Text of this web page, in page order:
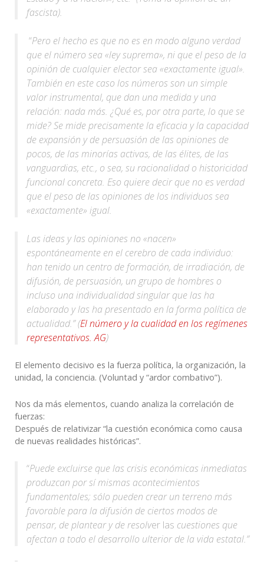
fascista).
“Pero el hecho es que no es en modo alguno verdad
que el número sea «ley suprema», ni que el peso de la
opinión de cualquier elector sea «exactamente igual».
También en este caso los números son un simple
valor instrumental, que dan una medida y una
relación: nada más. ¿Qué es, por otra parte, lo que se
mide? Se mide precisamente la eficacia y la capacidad
de expansión y de persuasión de las opiniones de
pocos, de las minorías activas, de las élites, de las
vanguardias, etc., o sea, su racionalidad o historicidad
funcional concreta. Eso quiere decir que no es verdad
que el peso de las opiniones de los individuos sea
«exactamente» igual.
Las ideas y las opiniones no «nacen»
espontáneamente en el cerebro de cada individuo:
han tenido un centro de formación, de irradiación, de
difusión, de persuasión, un grupo de hombres o
incluso una individualidad singular que las ha
elaborado y las ha presentado en la forma política de
actualidad.” (El número y la cualidad en los regímenes
representativos. AG)
El elemento decisivo es la fuerza política, la organización, la
unidad, la conciencia. (Voluntad y “ardor combativo”).
Nos da más elementos, cuando analiza la correlación de
fuerzas:
Después de relativizar “la cuestión económica como causa
de nuevas realidades históricas”.
“Puede excluirse que las crisis económicas inmediatas
produzcan por sí mismas acontecimientos
fundamentales; sólo pueden crear un terreno más
favorable para la difusión de ciertos modos de
pensar, de plantear y de resolver las cuestiones que
afectan a todo el desarrollo ulterior de la vida estatal.”